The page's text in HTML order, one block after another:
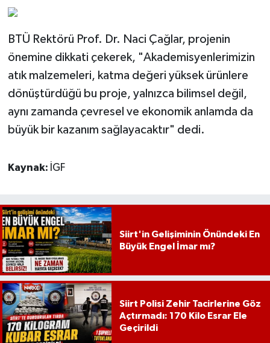
BTÜ Rektörü Prof. Dr. Naci Çağlar, projenin
önemine dikkati çekerek, "Akademisyenlerimizin
atık malzemeleri, katma değeri yüksek ürünlere
dönüştürdüğü bu proje, yalnızca bilimsel değil,
aynı zamanda çevresel ve ekonomik anlamda da
büyük bir kazanım sağlayacaktır" dedi.
Kaynak: İGF
Siirt'in Gelişiminin Önündeki En
Büyük Engel İmar mı?
Siirt Polisi Zehir Tacirlerine Göz
Açtırmadı: 170 Kilo Esrar Ele
Geçirildi